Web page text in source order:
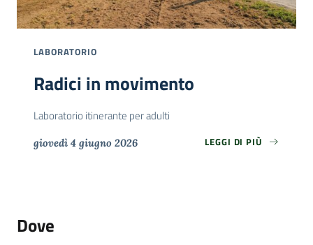
LABORATORIO
Radici in movimento
Laboratorio itinerante per adulti
giovedì 4 giugno 2026 LEGGI DI PIÙ
Dove